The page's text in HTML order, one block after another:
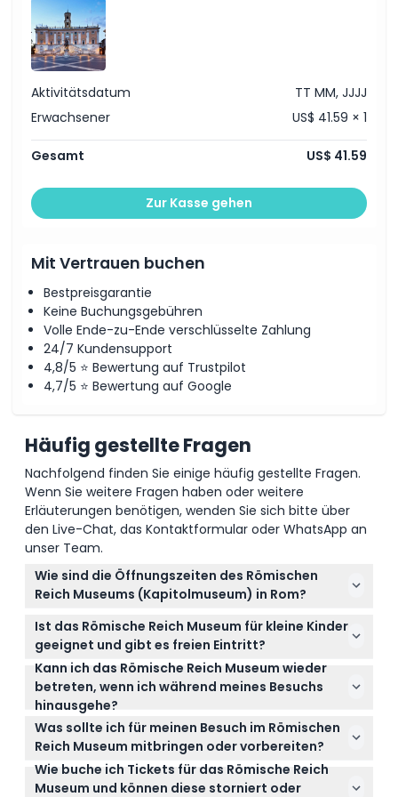
Ausschlüsse
Öffnungszeiten
Dinge, die Sie wissen sollten
Stornierungsbedingungen
Aktivitätsdatum
TT MM, JJJJ
Erwachsener
US$ 41.59 × 1
Gesamt US$ 41.59
Zur Kasse gehen
Mit Vertrauen buchen
Bestpreisgarantie
Keine Buchungsgebühren
Volle Ende-zu-Ende verschlüsselte Zahlung
24/7 Kundensupport
4,8/5 ⭐ Bewertung auf Trustpilot
4,7/5 ⭐ Bewertung auf Google
Häufig gestellte Fragen
Nachfolgend finden Sie einige häufig gestellte Fragen.
Wenn Sie weitere Fragen haben oder weitere
Erläuterungen benötigen, wenden Sie sich bitte über
den Live-Chat, das Kontaktformular oder WhatsApp an
unser Team.
Wie sind die Öffnungszeiten des Römischen
Reich Museums (Kapitolmuseum) in Rom?
Das Museum ist täglich von 9:30 bis 15:00 Uhr
geöffnet, der letzte Einlass erfolgt eine Stunde vor
Schließung (Änderungen vorbehalten – bitte bei
der Buchung bestätigen). Es ist am 1. Januar, 1. Mai
und 25. Dezember geschlossen.
Ist das Römische Reich Museum für kleine Kinder
geeignet und gibt es freien Eintritt?
Kinder im Alter von 0-5 Jahren können das Museum
kostenlos besuchen, was es familienfreundlich und
für junge Besucher geeignet macht.
Kann ich das Römische Reich Museum wieder
betreten, wenn ich während meines Besuchs
hinausgehe?
Ein Wiedereintritt ist nach Verlassen des Museums
nicht gestattet, planen Sie Ihren Besuch also so,
dass Sie alles in einem Durchgang genießen
können.
Was sollte ich für meinen Besuch im Römischen
Reich Museum mitbringen oder vorbereiten?
Tragen Sie bequeme Schuhe, da Sie eine Weile
gehen und stehen werden, und beachten Sie, dass
Wie buche ich Tickets für das Römische Reich
Museum und können diese storniert oder